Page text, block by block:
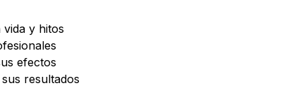
vida y hitos
efectos
resultados